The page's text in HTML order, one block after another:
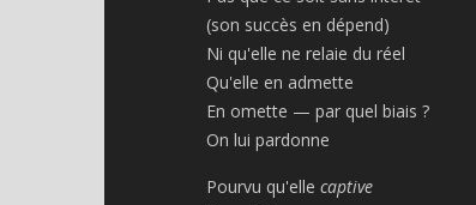
(son succès en dépend)
Ni qu'elle ne relaie du réel
Qu'elle en admette
En omette — par quel biais ?
On lui pardonne
Pourvu qu'elle captive